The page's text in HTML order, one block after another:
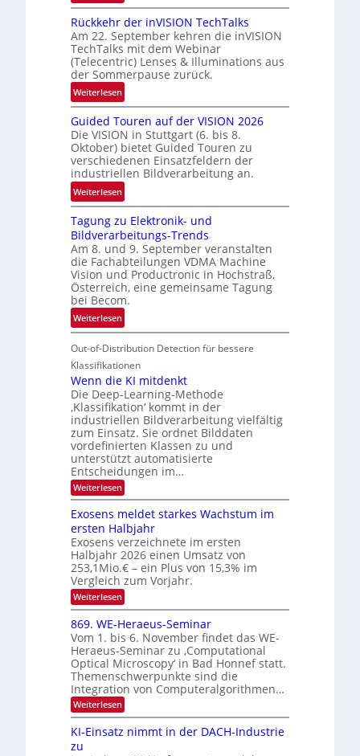
U
n
b
e
g
r
e
z
t
e
M
ö
g
l
i
c
h
k
e
i
t
e
Rückkehr der inVISION TechTalks
Am 22. September kehren die inVISION
TechTalks mit dem Webinar
(Telecentric) Lenses & Illuminations aus
der Sommerpause zurück.
Weiterlesen:
R
ü
c
k
k
e
h
d
e
r
i
n
V
I
S
I
O
N
T
e
c
h
T
a
l
k
s
Guided Touren auf der VISION 2026
Die VISION in Stuttgart (6. bis 8.
Oktober) bietet Guided Touren zu
verschiedenen Einsatzfeldern der
industriellen Bildverarbeitung an.
Weiterlesen:
G
u
i
d
e
d
T
o
u
r
a
u
f
d
e
r
V
I
S
I
O
N
2
0
2
6
Tagung zu Elektronik- und
Bildverarbeitungs-Trends
Am 8. und 9. September veranstalten
die Fachabteilungen VDMA Machine
Vision und Productronic in Hochstraß,
Österreich, eine gemeinsame Tagung
bei Becom.
Weiterlesen:
T
a
g
u
n
g
z
u
E
l
e
k
t
r
o
n
i
k
-
u
n
d
B
i
l
d
v
Out-of-Distribution Detection für bessere
Klassifikationen
Wenn die KI mitdenkt
Die Deep-Learning-Methode
‚Klassifikation‘ kommt in der
industriellen Bildverarbeitung vielfältig
zum Einsatz. Sie ordnet Bilddaten
vordefinierten Klassen zu und
unterstützt automatisierte
Entscheidungen im…
Weiterlesen:
W
n
n
d
i
e
K
I
m
i
t
d
e
n
k
t
Exosens meldet starkes Wachstum im
ersten Halbjahr
Exosens verzeichnete im ersten
Halbjahr 2026 einen Umsatz von
253,1Mio.€ – ein Plus von 15,3% im
Vergleich zum Vorjahr.
Weiterlesen:
E
x
o
s
e
n
s
m
e
l
d
e
869. WE-Heraeus-Seminar
Vom 1. bis 6. November findet das WE-
Heraeus-Seminar zu ‚Computational
Optical Microscopy‘ in Bad Honnef statt.
Themenschwerpunkte sind die
Integration von Computeralgorithmen…
Weiterlesen:
8
9
KI-Einsatz nimmt in der DACH-Industrie
zu